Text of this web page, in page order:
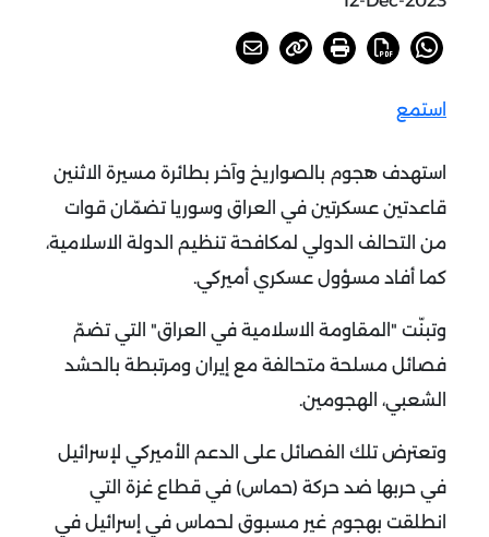
استمع
استهدف هجوم بالصواريخ وآخر بطائرة مسيرة الاثنين
قاعدتين عسكرتين في العراق وسوريا تضمّان قوات
من التحالف الدولي لمكافحة تنظيم الدولة الاسلامية،
كما أفاد مسؤول عسكري أميركي.
وتبنّت "المقاومة الاسلامية في العراق" التي تضمّ
فصائل مسلحة متحالفة مع إيران ومرتبطة بالحشد
الشعبي، الهجومين.
وتعترض تلك الفصائل على الدعم الأميركي لإسرائيل
في حربها ضد حركة (حماس) في قطاع غزة التي
انطلقت بهجوم غير مسبوق لحماس في إسرائيل في